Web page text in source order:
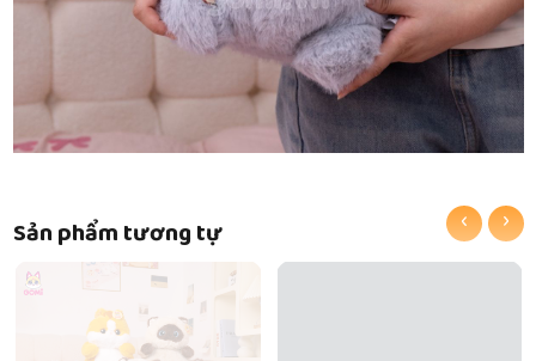
Sản phẩm tương tự ‹ ›